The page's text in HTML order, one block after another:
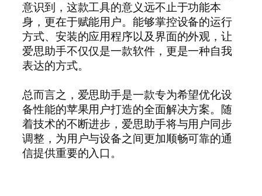
意识到，这款工具的意义远不止于功能本
身，更在于赋能用户。能够掌控设备的运行
方式、安装的应用程序以及界面的外观，让
爱思助手不仅仅是一款软件，更是一种自我
表达的方式。
总而言之，爱思助手是一款专为希望优化设
备性能的苹果用户打造的全面解决方案。随
着技术的不断进步，爱思助手将与用户同步
调整，为用户与设备之间更加顺畅可靠的通
信提供重要的入口。